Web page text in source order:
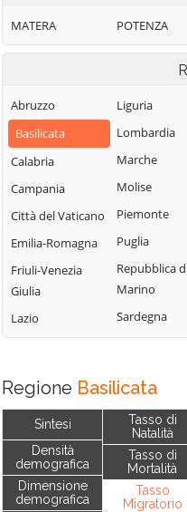
MATERA POTENZA
Abruzzo
Basilicata
Calabria
Campania
Città del Vaticano
Emilia-Romagna
Friuli-Venezia
Giulia
Lazio
Liguria
Lombardia
Marche
Molise
Piemonte
Puglia
Repubblica
Marino
Sardegna
Regione Basilicata
Sintesi
Densità
demografica
Dimensione
demografica
Tasso di
Natalità
Tasso di
Mortalità
Tasso
Migratorio